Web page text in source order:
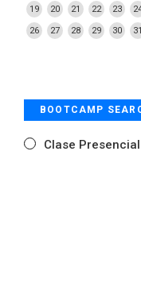
19 20 21 22 23
26 27 28 29 30 31
BOOTCAMP
Clase Presencial